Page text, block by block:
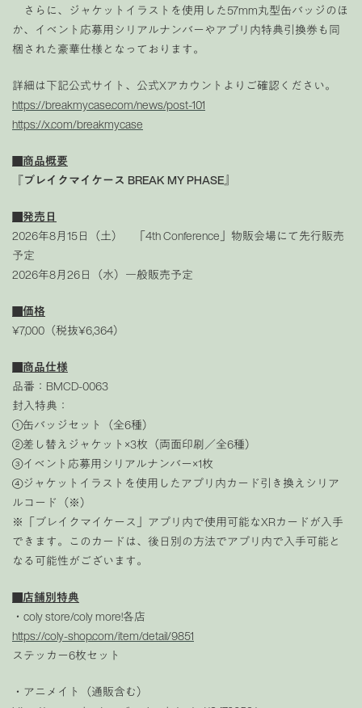
さらに、ジャケットイラストを使用した57mm丸型缶バッジのほ
か、イベント応募用シリアルナンバーやアプリ内特典引換券も同
梱された豪華仕様となっております。
詳細は下記公式サイト、公式Xアカウントよりご確認ください。
https://breakmycase.com/news/post-101
https://x.com/breakmycase
■商品概要
『ブレイクマイケース BREAK MY PHASE』
■発売日
2026年8月15日（土） 「4th Conference」物販会場にて先行販売
予定
2026年8月26日（水）一般販売予定
■価格
¥7,000（税抜¥6,364）
■商品仕様
品番：BMCD-0063
封入特典：
①缶バッジセット（全6種）
②差し替えジャケット×3枚（両面印刷／全6種）
③イベント応募用シリアルナンバー×1枚
④ジャケットイラストを使用したアプリ内カード引き換えシリア
ルコード（※）
※「ブレイクマイケース」アプリ内で使用可能なXRカードが入手
できます。このカードは、後日別の方法でアプリ内で入手可能と
なる可能性がございます。
■店舗別特典
・coly store/coly more!各店
https://coly-shop.com/item/detail/9851
ステッカー6枚セット
・アニメイト（通販含む）